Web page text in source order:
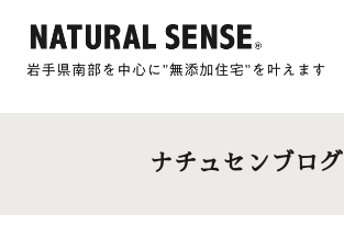
ナチュセンブログ